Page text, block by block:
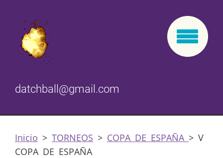
datchball@gmail.com
Inicio > TORNEOS > COPA DE ESPAÑA > V
COPA DE ESPAÑA